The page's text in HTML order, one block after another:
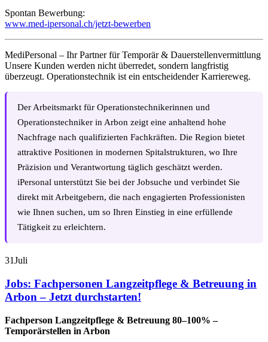
Spontan Bewerbung:
www.med-ipersonal.ch/jetzt-bewerben
MediPersonal – Ihr Partner für Temporär & Dauerstellenvermittlung
Unsere Kunden werden nicht überredet, sondern langfristig
überzeugt. Operationstechnik ist ein entscheidender Karriereweg.
Der Arbeitsmarkt für Operationstechnikerinnen und
Operationstechniker in Arbon zeigt eine anhaltend hohe
Nachfrage nach qualifizierten Fachkräften. Die Region bietet
attraktive Positionen in modernen Spitalstrukturen, wo Ihre
Präzision und Verantwortung täglich geschätzt werden.
iPersonal unterstützt Sie bei der Jobsuche und verbindet Sie
direkt mit Arbeitgebern, die nach engagierten Professionisten
wie Ihnen suchen, um so Ihren Einstieg in eine erfüllende
Tätigkeit zu erleichtern.
31Juli
Jobs: Fachpersonen Langzeitpflege & Betreuung in
Arbon – Jetzt durchstarten!
Fachperson Langzeitpflege & Betreuung 80–100% –
Temporärstellen in Arbon